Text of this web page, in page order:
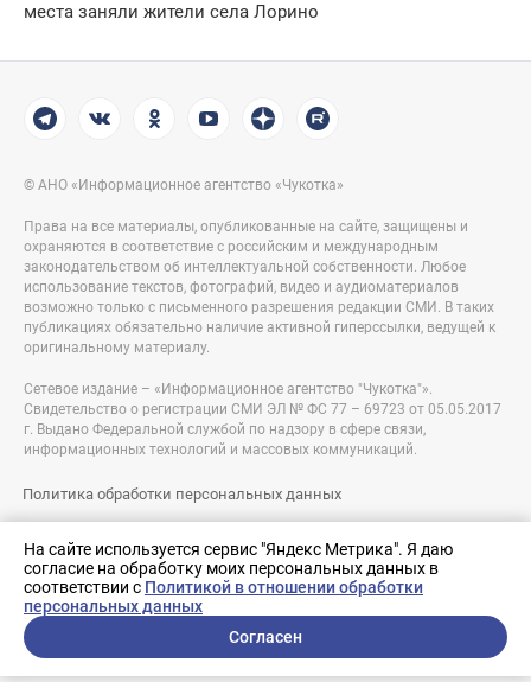
На сайте используется сервис "Яндекс Метрика". Я даю
согласие на обработку моих персональных данных в
соответствии с Политикой в отношении обработки
персональных данных
Согласен
места заняли жители села Лорино
© АНО «Информационное агентство «Чукотка»
Права на все материалы, опубликованные на сайте, защищены и
охраняются в соответствие с российским и международным
законодательством об интеллектуальной собственности. Любое
использование текстов, фотографий, видео и аудиоматериалов
возможно только с письменного разрешения редакции СМИ. В таких
публикациях обязательно наличие активной гиперссылки, ведущей к
оригинальному материалу.
Сетевое издание – «Информационное агентство "Чукотка"».
Свидетельство о регистрации СМИ ЭЛ № ФС 77 – 69723 от 05.05.2017
г. Выдано Федеральной службой по надзору в сфере связи,
информационных технологий и массовых коммуникаций.
Политика обработки персональных данных
Разработка сайта:
nologostudio.ru